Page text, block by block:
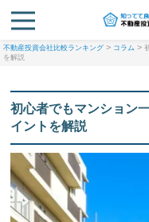
不動産投資会社比較ランキング > コラム >
を解説
初心者でもマンション
イントを解説